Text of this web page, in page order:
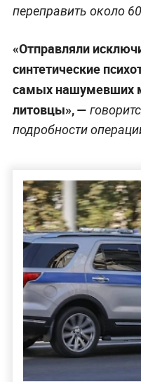
переправить около
«Отправляли
синтетические
самых нашумевших
литовцы», —
подробности